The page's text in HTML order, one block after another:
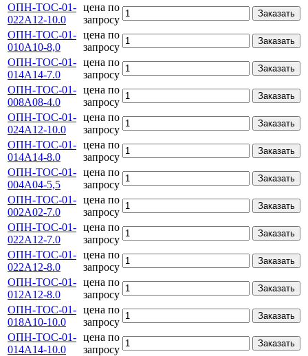
ОПН-ТОС-01-
022А12-10.0
цена по
запросу
Заказать
ОПН-ТОС-01-
010А10-8,0
цена по
запросу
Заказать
ОПН-ТОС-01-
014А14-7.0
цена по
запросу
Заказать
ОПН-ТОС-01-
008А08-4.0
цена по
запросу
Заказать
ОПН-ТОС-01-
024А12-10.0
цена по
запросу
Заказать
ОПН-ТОС-01-
014А14-8.0
цена по
запросу
Заказать
ОПН-ТОС-01-
004А04-5,5
цена по
запросу
Заказать
ОПН-ТОС-01-
002А02-7.0
цена по
запросу
Заказать
ОПН-ТОС-01-
022А12-7.0
цена по
запросу
Заказать
ОПН-ТОС-01-
022А12-8.0
цена по
запросу
Заказать
ОПН-ТОС-01-
012А12-8.0
цена по
запросу
Заказать
ОПН-ТОС-01-
018А10-10.0
цена по
запросу
Заказать
ОПН-ТОС-01-
014А14-10.0
цена по
запросу
Заказать